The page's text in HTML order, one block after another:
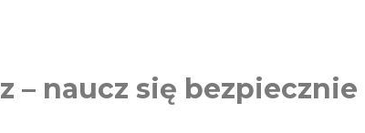
– naucz się bezpiecznie